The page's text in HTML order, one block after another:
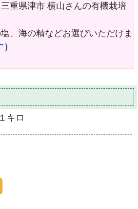
重県津市 横山さんの有機栽培
海の精などお選びいただけま
キロ